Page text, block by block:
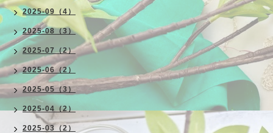
2025-09（4）
2025-08（3）
2025-07（2）
2025-06（2）
2025-05（3）
2025-04（2）
2025-03（2）